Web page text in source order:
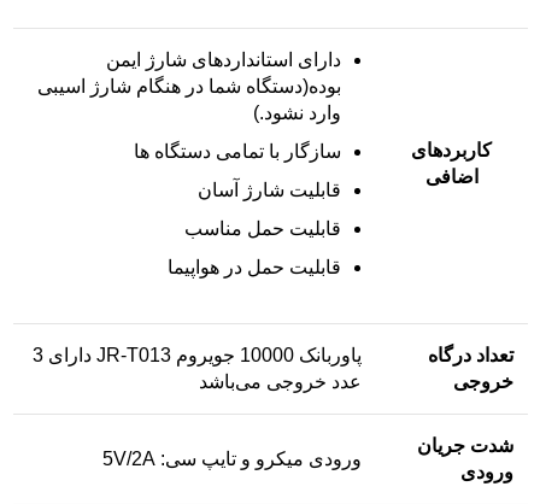
کاربرد‌های
اضافی
دارای استانداردهای شارژ ایمن
بوده(دستگاه شما در هنگام شارژ اسیبی
وارد نشود.)
سازگار با تمامی دستگاه ها
قابلیت شارژ آسان
قابلیت حمل مناسب
قابلیت حمل در هواپیما
تعداد درگاه
خروجی
پاوربانک
10000 جویروم JR-T013 دارای 3
عدد خروجی می‌باشد
شدت جریان
ورودی
ورودی میکرو و تایپ سی: 5V/2A